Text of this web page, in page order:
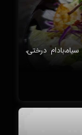
درختی،